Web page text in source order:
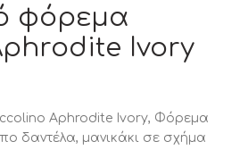
φόρεμα
Ivory
Aphrodite Ivory, Φόρεμα
δαντέλα, μανικάκι σε σχήμα